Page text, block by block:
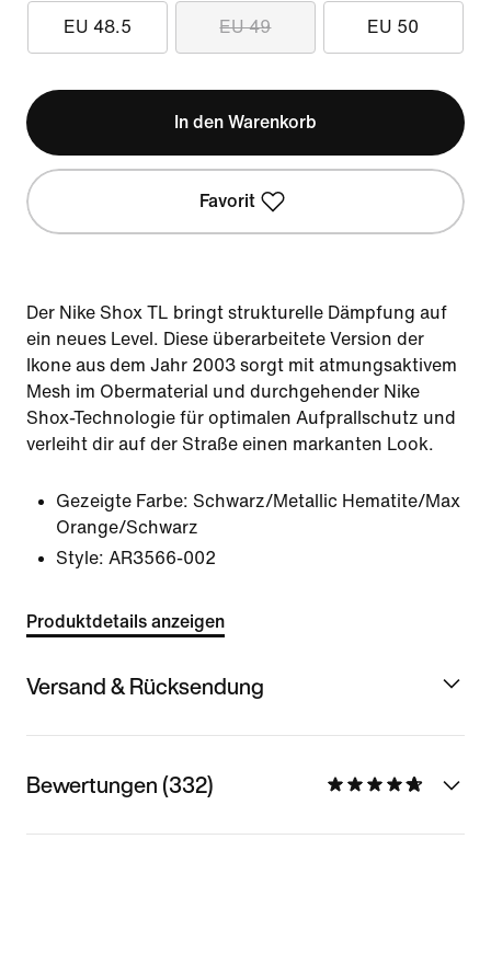
EU 48.5 EU 49 EU 50
In den Warenkorb
Favorit
Der Nike Shox TL bringt strukturelle Dämpfung auf
ein neues Level. Diese überarbeitete Version der
Ikone aus dem Jahr 2003 sorgt mit atmungsaktivem
Mesh im Obermaterial und durchgehender Nike
Shox-Technologie für optimalen Aufprallschutz und
verleiht dir auf der Straße einen markanten Look.
Gezeigte Farbe: Schwarz/Metallic Hematite/Max
Orange/Schwarz
Style: AR3566-002
Produktdetails anzeigen
Versand & Rücksendung
Bewertungen (332)